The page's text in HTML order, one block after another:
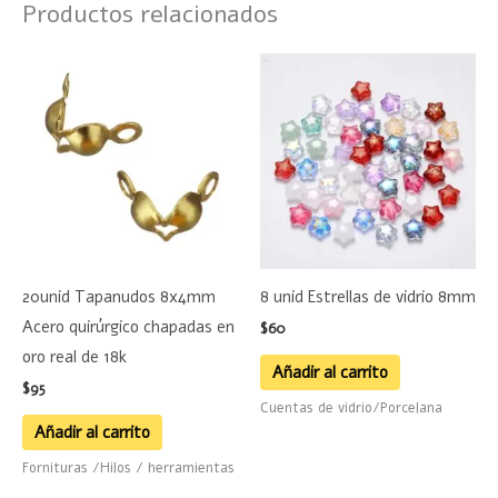
Productos relacionados
20unid Tapanudos 8x4mm
Acero quirúrgico chapadas en
oro real de 18k
$95
Añadir al carrito
Fornituras /Hilos / herramientas
8 unid Estrellas de vidrio 8mm
$60
Añadir al carrito
Cuentas de vidrio/Porcelana